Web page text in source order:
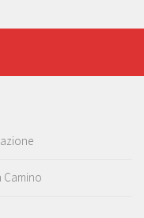
Camino